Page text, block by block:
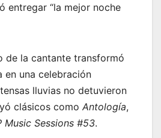
entregar “la mejor noche
de la cantante transformó
en una celebración
lluvias no detuvieron
clásicos como Antología,
Music Sessions #53.